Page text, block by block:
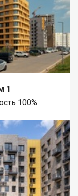
1
100%